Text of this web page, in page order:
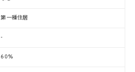
第一種住居
-
60%